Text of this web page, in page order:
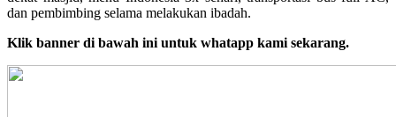
dan pembimbing selama melakukan ibadah.
Klik banner di bawah ini untuk whatapp kami sekarang.